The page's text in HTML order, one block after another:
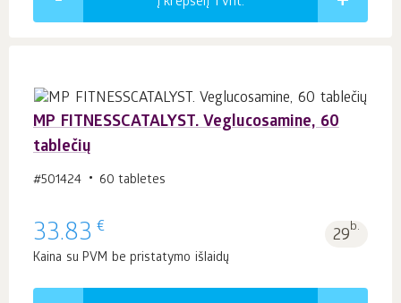
MP FITNESSCATALYST. Veglucosamine, 60
tablečių
#501424 60 tabletes
33.83 € 29b.
Kaina su PVM be pristatymo išlaidų